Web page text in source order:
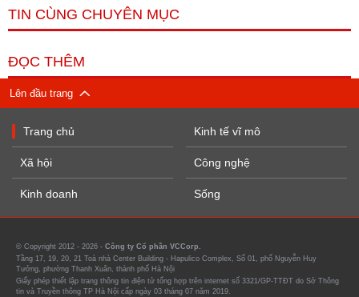
TIN CÙNG CHUYÊN MỤC
ĐỌC THÊM
Lên đầu trang
Trang chủ
Xã hội
Kinh doanh
Kinh tế vĩ mô
Công nghệ
Sống
© Copyright 2012 - 2026 - Công ty Cổ phần VCCorp.
Tầng 17, 19, 20, 21 Toà nhà Center Building - Hapulico Complex, Số 01, phố Nguyễn Huy
Tưởng, phường Thanh Xuân, thành phố Hà Nội
Giấy phép thiết lập trang thông tin điện tử tổng hợp trên internet số 3321/GP-TTĐT do Sở Thông
tin và Truyền thông TP Hà Nội cấp ngày 03 tháng 07 năm 2019.